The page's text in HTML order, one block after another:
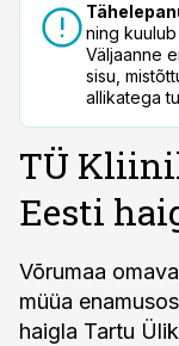
ning
Väljaanne
sisu,
allikatega
TÜ
Eesti
Võrumaa
müüa
haigla Tartu